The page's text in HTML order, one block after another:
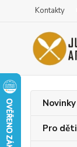
Kontakty
Novinky
Pro děti